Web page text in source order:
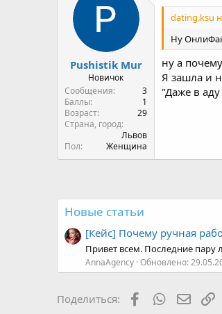
и
Pushistik Mur
Новичок
Сообщения
3
Баллы
1
Возраст
29
Страна, город
Львов
Пол
Женщина
dating.ksu
Ну
ну а
Я зашла и
"Даже в аду
Новые статьи
[Кейс] Почему ручная
Привет всем. Последние пару
AnnaAgency Обновлено:
Поделиться: FacebookWhatsApp